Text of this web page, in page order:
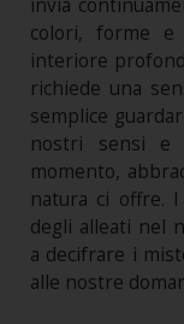
invia
colori, forme e
interiore
richiede una
semplice
nostri sensi e
momento,
natura ci offre.
degli alleati nel
a decifrare i
alle nostre